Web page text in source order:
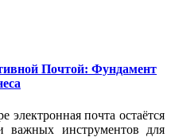
Почтой: Фундамент
почта остаётся
важных инструментов для